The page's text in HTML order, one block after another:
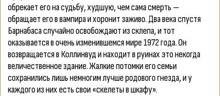
обрекает его на судьбу, худшую, чем сама смерть —
обращает его в вампира и хоронит заживо. Два века спустя
Барнабаса случайно освобождают из склепа, и тот
оказывается в очень изменившемся мире 1972 года. Он
возвращается в Коллинвуд и находит в руинах это некогда
величественное здание. Жалкие потомки его семьи
сохранились лишь немногим лучше родового гнезда, и у
каждого из них есть свои «скелеты в шкафу».